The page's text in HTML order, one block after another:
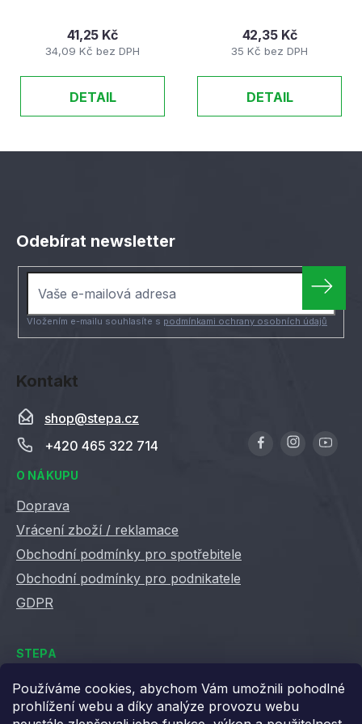
Používáme cookies, abychom Vám umožnili pohodlné
prohlížení webu a díky analýze provozu webu
34,09 Kč bez DPH
41,25 Kč
DETAIL
35 Kč bez DPH
42,35 Kč
DETAIL
Kontakt
shop@stepa.cz
+420 465 322 714
O NÁKUPU
Doprava
Vrácení zboží / reklamace
Obchodní podmínky pro spotřebitele
Obchodní podmínky pro podnikatele
GDPR
STEPA
Kontakty
Kariéra ve Stepě
Odebírat newsletter
Vložením e-mailu souhlasíte s podmínkami ochrany osobních údajů